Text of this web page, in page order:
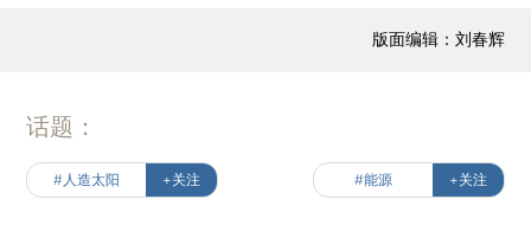
版面编辑：刘春辉
话题：
#人造太阳 +关注 #能源 +关注